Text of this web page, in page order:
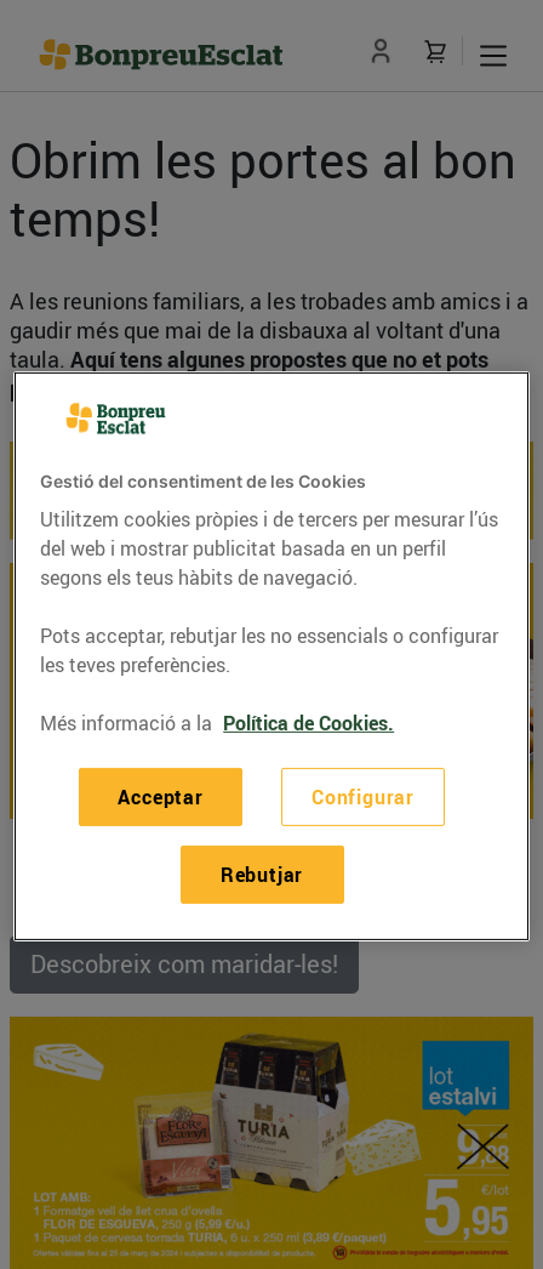
Obrim les portes al bon
temps!
A les reunions familiars, a les trobades amb amics i a
gaudir més que mai de la disbauxa al voltant d'una
taula. Aquí tens algunes propostes que no et pots
perdre!
Els nostres professionals deltaulell de xarcuteria i
t'elaboraran una safata, gran o petita,
millors productes de la secció.
Descobreix com maridar-les!
Gestió del consentiment de les Cookies
Utilitzem cookies pròpies i de tercers per mesurar l’ús
del web i mostrar publicitat basada en un perfil
segons els teus hàbits de navegació.
Pots acceptar, rebutjar les no essencials o configurar
les teves preferències.
Més informació a la Política de Cookies.
Configurar
Rebutjar
Acceptar